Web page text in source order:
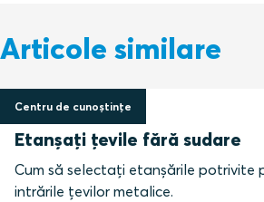
Articole similare
Centru de cunoștințe
20 august 2020
Etanșați țevile fără sudare
Cum să selectați etanșările potrivite
intrările țevilor metalice.